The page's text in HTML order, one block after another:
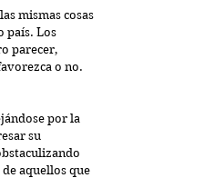
mismas cosas
país. Los
parecer,
o no.
por la
su
aquellos que